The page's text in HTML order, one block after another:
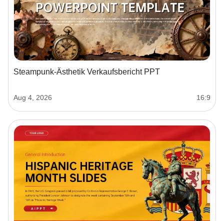
Steampunk-Ästhetik Verkaufsbericht PPT
Aug 4, 2026 16:9